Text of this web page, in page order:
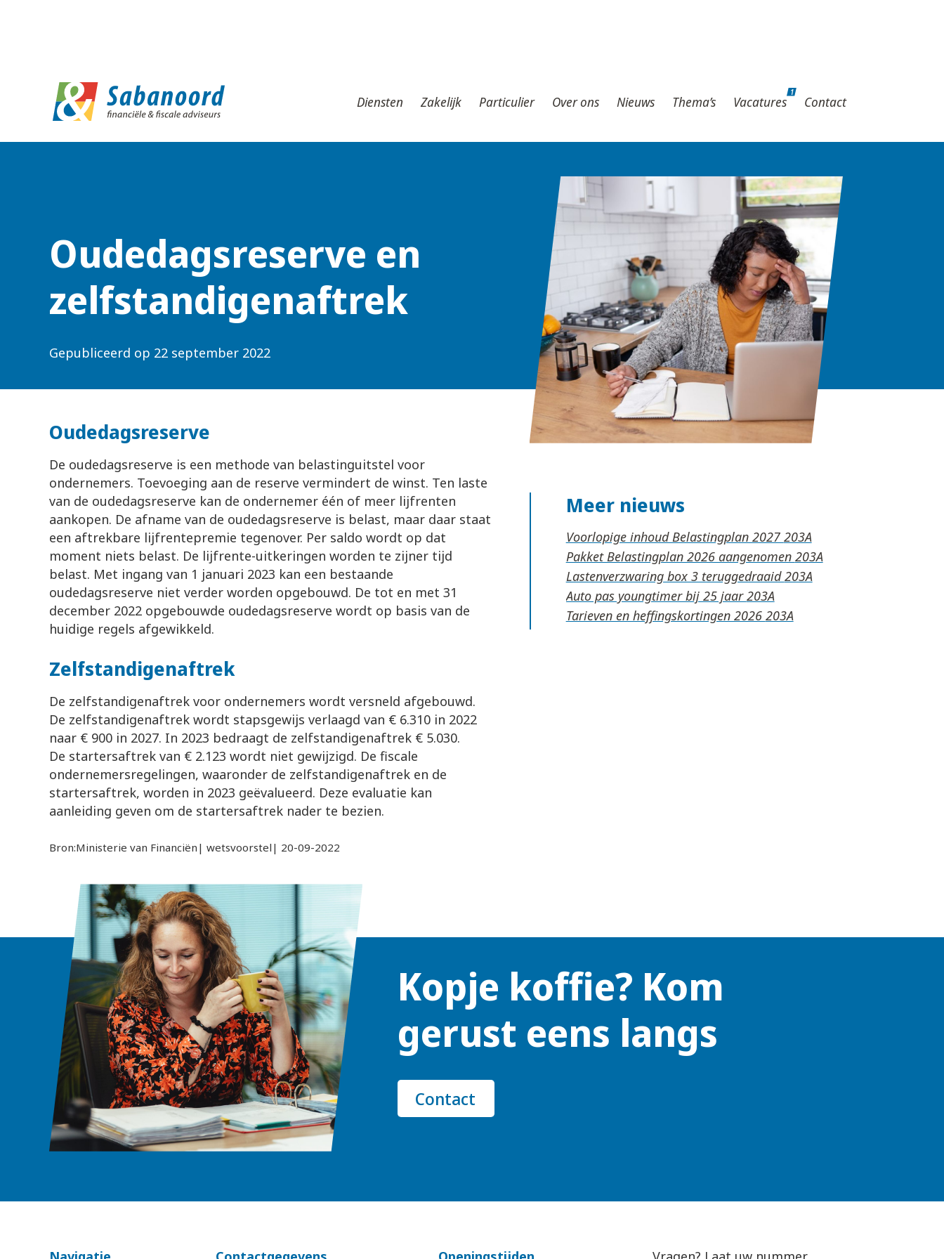
Diensten Zakelijk Particulier Over ons Nieuws Thema’s Vacatures
1
Contact
Oudedagsreserve en
zelfstandigenaftrek
Gepubliceerd op 22 september 2022
Oudedagsreserve
De oudedagsreserve is een methode van belastinguitstel voor
ondernemers. Toevoeging aan de reserve vermindert de winst. Ten laste
van de oudedagsreserve kan de ondernemer één of meer lijfrenten
aankopen. De afname van de oudedagsreserve is belast, maar daar staat
een aftrekbare lijfrentepremie tegenover. Per saldo wordt op dat
moment niets belast. De lijfrente-uitkeringen worden te zijner tijd
belast. Met ingang van 1 januari 2023 kan een bestaande
oudedagsreserve niet verder worden opgebouwd. De tot en met 31
december 2022 opgebouwde oudedagsreserve wordt op basis van de
huidige regels afgewikkeld.
Zelfstandigenaftrek
De zelfstandigenaftrek voor ondernemers wordt versneld afgebouwd.
De zelfstandigenaftrek wordt stapsgewijs verlaagd van € 6.310 in 2022
naar € 900 in 2027. In 2023 bedraagt de zelfstandigenaftrek € 5.030.
De startersaftrek van € 2.123 wordt niet gewijzigd. De fiscale
ondernemersregelingen, waaronder de zelfstandigenaftrek en de
startersaftrek, worden in 2023 geëvalueerd. Deze evaluatie kan
aanleiding geven om de startersaftrek nader te bezien.
Bron:Ministerie van Financiën| wetsvoorstel| 20-09-2022
Meer nieuws
Voorlopige inhoud Belastingplan 2027
Pakket Belastingplan 2026 aangenomen
Lastenverzwaring box 3 teruggedraaid
Auto pas youngtimer bij 25 jaar
Tarieven en heffingskortingen 2026
Kopje koffie? Kom
gerust eens langs
Contact